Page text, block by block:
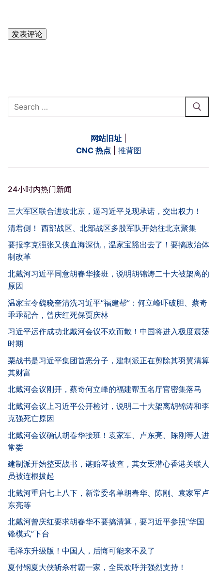
Search
网站旧址
CNC 热点
推背图
24小时内热门新闻
三大军区联合进攻北京，逼习近平兑现承诺，交出权力！
清君侧！ 西部战区、北部战区多股军队开始往北京聚集
要报李克强张又侠血海深仇，温家宝豁出去了！要搞政治体
制改革
北戴河习近平同意胡春华接班，说明胡锦涛二十大被架离的
原因
温家宝令魏晓奎清洗习近平“福建帮”：何立峰吓破胆、蔡奇
乖乖配合，曾庆红死保贾庆林
习近平运作成功北戴河会议不欢而散！中国将进入极度震荡
时期
栗战书是习近平集团首恶分子，建制派正在剪除其羽翼清算
其财富
北戴河会议刚开，蔡奇何立峰的福建帮五名厅官密集落马
北戴河会议上习近平公开检讨，说明二十大架离胡锦涛和李
克强死亡原因
北戴河会议确认胡春华接班！袁家军、卢东亮、陈刚等人进
常委
建制派开始整栗战书，谌贻琴被查，其女栗潜心香港关联人
员被连根拔起
北戴河重启七上八下，新常委名单胡春华、陈刚、袁家军卢
东亮等
北戴河曾庆红要求胡春华不要搞清算，要习近平参照“华国
锋模式”下台
毛泽东升级版！中国人，后悔可能来不及了
夏付钢夏大侠斩杀村霸一家，全民欢呼并强烈支持！